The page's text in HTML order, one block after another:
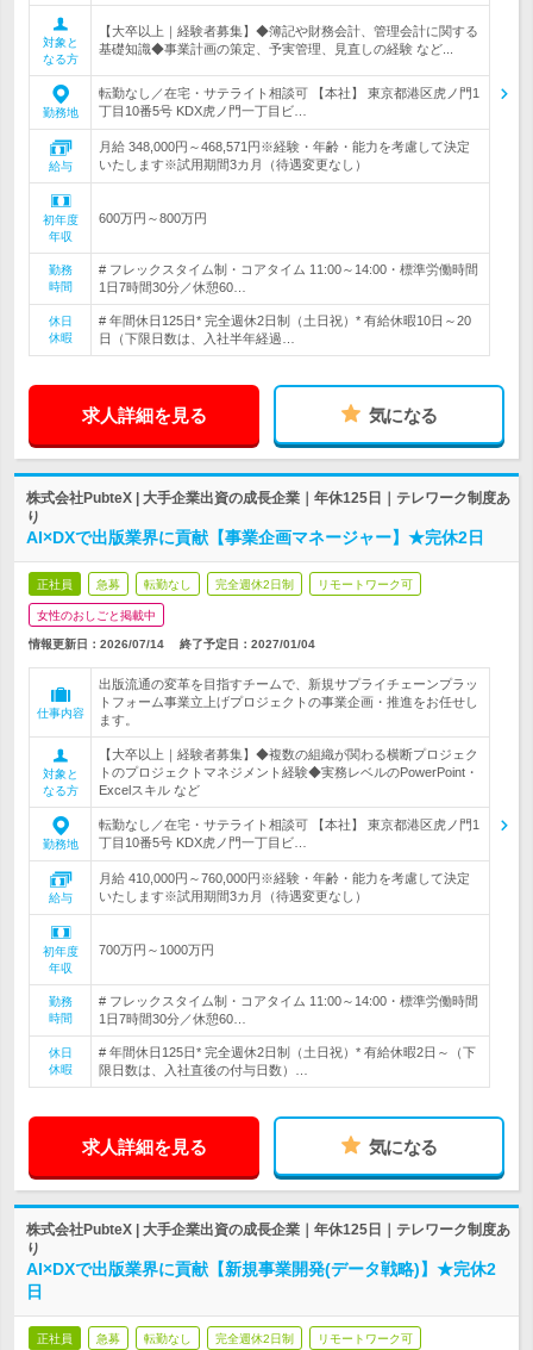
対象と
なる方
【大卒以上｜経験者募集】◆簿記や財務会計、管理会計に関する
基礎知識◆事業計画の策定、予実管理、見直しの経験 など...
勤務地
転勤なし／在宅・サテライト相談可 【本社】 東京都港区虎ノ門1
丁目10番5号 KDX虎ノ門一丁目ビ…
給与
月給 348,000円～468,571円※経験・年齢・能力を考慮して決定
いたします※試用期間3カ月（待遇変更なし）
初年度
年収
600万円～800万円
勤務
時間
# フレックスタイム制・コアタイム 11:00～14:00・標準労働時間
1日7時間30分／休憩60…
休日
休暇
# 年間休日125日* 完全週休2日制（土日祝）* 有給休暇10日～20
日（下限日数は、入社半年経過…
求人詳細を見る 気になる
株式会社PubteX | 大手企業出資の成長企業｜年休125日｜テレワーク制度あ
り
AI×DXで出版業界に貢献【事業企画マネージャー】★完休2日
正社員 急募 転勤なし 完全週休2日制 リモートワーク可
女性のおしごと掲載中
情報更新日：2026/07/14 終了予定日： 2027/01/04
仕事内容
出版流通の変革を目指すチームで、新規サプライチェーンプラッ
トフォーム事業立上げプロジェクトの事業企画・推進をお任せし
ます。
対象と
なる方
【大卒以上｜経験者募集】◆複数の組織が関わる横断プロジェク
トのプロジェクトマネジメント経験◆実務レベルのPowerPoint・
Excelスキル など
勤務地
転勤なし／在宅・サテライト相談可 【本社】 東京都港区虎ノ門1
丁目10番5号 KDX虎ノ門一丁目ビ…
給与
月給 410,000円～760,000円※経験・年齢・能力を考慮して決定
いたします※試用期間3カ月（待遇変更なし）
初年度
年収
700万円～1000万円
勤務
時間
# フレックスタイム制・コアタイム 11:00～14:00・標準労働時間
1日7時間30分／休憩60…
休日
休暇
# 年間休日125日* 完全週休2日制（土日祝）* 有給休暇2日～（下
限日数は、入社直後の付与日数）…
求人詳細を見る 気になる
株式会社PubteX | 大手企業出資の成長企業｜年休125日｜テレワーク制度あ
り
AI×DXで出版業界に貢献【新規事業開発(データ戦略)】★完休2
日
正社員 急募 転勤なし 完全週休2日制 リモートワーク可